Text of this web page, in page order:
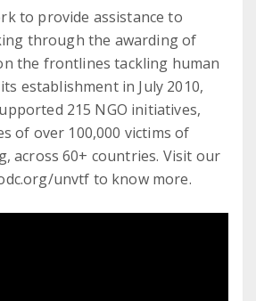
to provide assistance to
through the awarding of
the frontlines tackling human
establishment in July 2010,
215 NGO initiatives,
of over 100,000 victims of
across 60+ countries. Visit our
unvtf to know more.